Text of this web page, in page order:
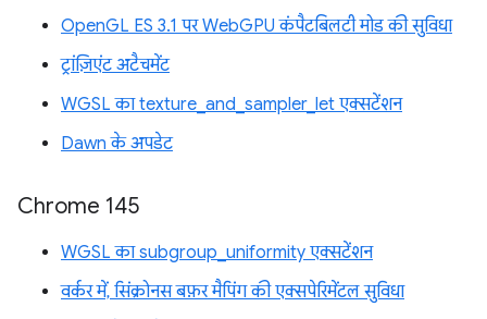
OpenGL ES 3.1 पर WebGPU कंपैटबिलटी मोड की सुविधा
ट्रांज़िएंट अटैचमेंट
WGSL का texture_and_sampler_let एक्सटेंशन
Dawn के अपडेट
Chrome 145
WGSL का subgroup_uniformity एक्सटेंशन
वर्कर में, सिंक्रोनस बफ़र मैपिंग की एक्सपेरिमेंटल सुविधा